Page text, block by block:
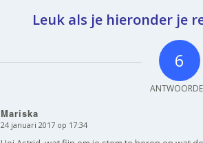
Leuk als je hieronder je
6
Mariska
zegt:
24 januari 2017 op 17:34